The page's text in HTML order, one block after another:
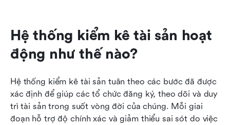
Hệ thống kiểm kê tài sản hoạt
động như thế nào?
Hệ thống kiểm kê tài sản tuân theo các bước đã được
xác định để giúp các tổ chức đăng ký, theo dõi và duy
trì tài sản trong suốt vòng đời của chúng. Mỗi giai
đoạn hỗ trợ độ chính xác và giảm thiểu sai sót do việc